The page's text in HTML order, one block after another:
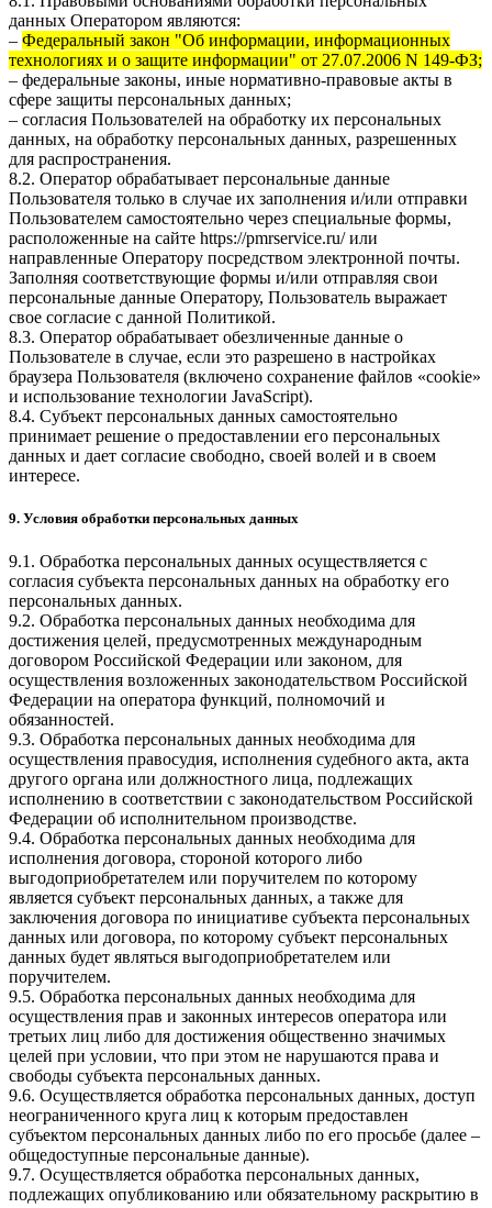
данных Оператором являются:
– Федеральный закон "Об информации, информационных
технологиях и о защите информации" от 27.07.2006 N 149-ФЗ;
– федеральные законы, иные нормативно-правовые акты в
сфере защиты персональных данных;
– согласия Пользователей на обработку их персональных
данных, на обработку персональных данных, разрешенных
для распространения.
8.2. Оператор обрабатывает персональные данные
Пользователя только в случае их заполнения и/или отправки
Пользователем самостоятельно через специальные формы,
расположенные на сайте https://pmrservice.ru/или
направленные Оператору посредством электронной почты.
Заполняя соответствующие формы и/или отправляя свои
персональные данные Оператору, Пользователь выражает
свое согласие с данной Политикой.
8.3. Оператор обрабатывает обезличенные данные о
Пользователе в случае, если это разрешено в настройках
браузера Пользователя (включено сохранение файлов «cookie»
и использование технологии JavaScript).
8.4. Субъект персональных данных самостоятельно
принимает решение о предоставлении его персональных
данных и дает согласие свободно, своей волей и в своем
интересе.
9. Условия обработки персональных данных
9.1. Обработка персональных данных осуществляется с
согласия субъекта персональных данных на обработку его
персональных данных.
9.2. Обработка персональных данных необходима для
достижения целей, предусмотренных международным
договором Российской Федерации или законом, для
осуществления возложенных законодательством Российской
Федерации на оператора функций, полномочий и
обязанностей.
9.3. Обработка персональных данных необходима для
осуществления правосудия, исполнения судебного акта, акта
другого органа или должностного лица, подлежащих
исполнению в соответствии с законодательством Российской
Федерации об исполнительном производстве.
9.4. Обработка персональных данных необходима для
исполнения договора, стороной которого либо
выгодоприобретателем или поручителем по которому
является субъект персональных данных, а также для
заключения договора по инициативе субъекта персональных
данных или договора, по которому субъект персональных
данных будет являться выгодоприобретателем или
поручителем.
9.5. Обработка персональных данных необходима для
осуществления прав и законных интересов оператора или
третьих лиц либо для достижения общественно значимых
целей при условии, что при этом не нарушаются права и
свободы субъекта персональных данных.
9.6. Осуществляется обработка персональных данных, доступ
неограниченного круга лиц к которым предоставлен
субъектом персональных данных либо по его просьбе (далее –
общедоступные персональные данные).
9.7. Осуществляется обработка персональных данных,
подлежащих опубликованию или обязательному раскрытию в